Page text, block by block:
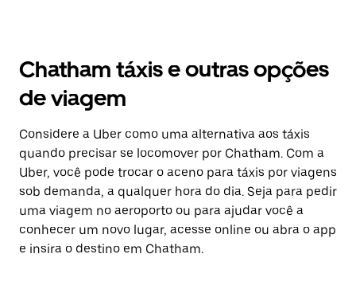
Chatham táxis e outras opções
de viagem
Considere a Uber como uma alternativa aos táxis
quando precisar se locomover por Chatham. Com a
Uber, você pode trocar o aceno para táxis por viagens
sob demanda, a qualquer hora do dia. Seja para pedir
uma viagem no aeroporto ou para ajudar você a
conhecer um novo lugar, acesse online ou abra o app
e insira o destino em Chatham.